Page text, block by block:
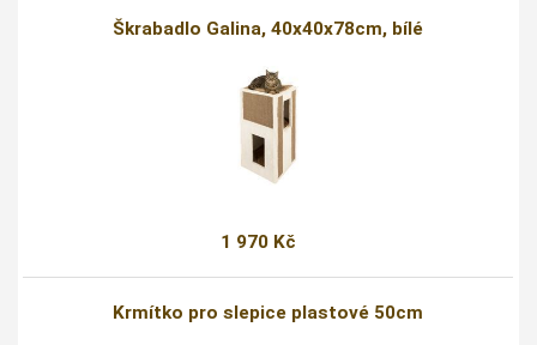
Škrabadlo Galina, 40x40x78cm, bílé
1 970 Kč
Krmítko pro slepice plastové 50cm